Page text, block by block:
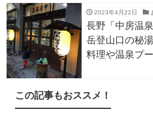
2023年4月22日
長野「中房温
岳登山口の秘
料理や温泉プ
この記事もおススメ！